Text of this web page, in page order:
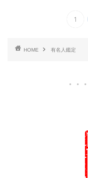
1
HOME 有名人鑑定